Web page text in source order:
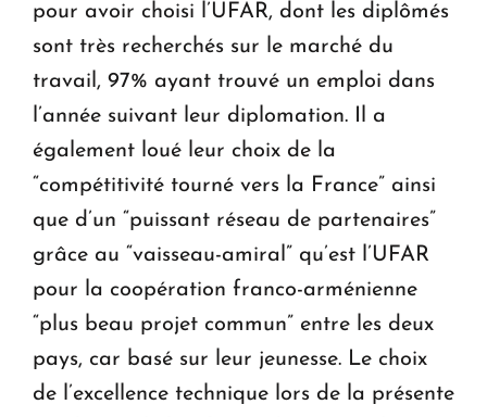
pour avoir choisi l’UFAR, dont les diplômés
sont très recherchés sur le marché du
travail, 97% ayant trouvé un emploi dans
l’année suivant leur diplomation. Il a
également loué leur choix de la
“compétitivité tourné vers la France” ainsi
que d’un “puissant réseau de partenaires”
grâce au “vaisseau-amiral” qu’est l’UFAR
pour la coopération franco-arménienne
“plus beau projet commun” entre les deux
pays, car basé sur leur jeunesse. Le choix
de l’excellence technique lors de la présente